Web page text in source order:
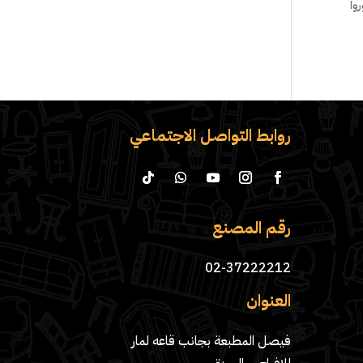
روابط التواصل الاجتماعي
رقم المصنع
02-37222212
العنوان
فيصل المطبعة بجانب قاعه لمار